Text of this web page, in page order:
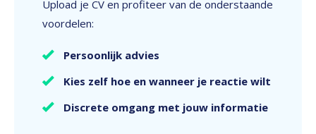
Upload je CV en profiteer van de onderstaande
voordelen:
Persoonlijk advies
Kies zelf hoe en wanneer je reactie wilt
Discrete omgang met jouw informatie